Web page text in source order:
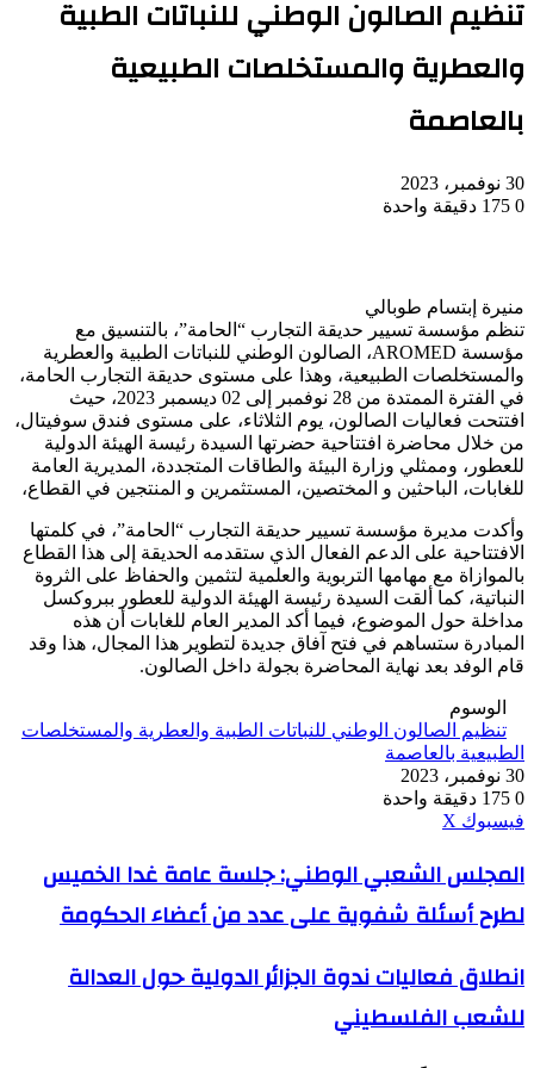
تنظيم الصالون الوطني للنباتات الطبية
والعطرية والمستخلصات الطبيعية
بالعاصمة
30 نوفمبر، 2023
0
دقيقة واحدة
منيرة إبتسام طوبالي
تنظم مؤسسة تسيير حديقة التجارب “الحامة”، بالتنسيق مع
مؤسسة AROMED، الصالون الوطني للنباتات الطبية والعطرية
والمستخلصات الطبيعية، وهذا على مستوى حديقة التجارب الحامة،
في الفترة الممتدة من 28 نوفمبر إلى 02 ديسمبر 2023، حيث
افتتحت فعاليات الصالون، يوم الثلاثاء، على مستوى فندق سوفيتال،
من خلال محاضرة افتتاحية حضرتها السيدة رئيسة الهيئة الدولية
للعطور، وممثلي وزارة البيئة والطاقات المتجددة، المديرية العامة
للغابات، الباحثين و المختصين، المستثمرين و المنتجين في القطاع،
وأكدت مديرة مؤسسة تسيير حديقة التجارب “الحامة”، في كلمتها
الافتتاحية على الدعم الفعال الذي ستقدمه الحديقة إلى هذا القطاع
بالموازاة مع مهامها التربوية والعلمية لتثمين والحفاظ على الثروة
النباتية، كما ألقت السيدة رئيسة الهيئة الدولية للعطور ببروكسل
مداخلة حول الموضوع، فيما أكد المدير العام للغابات أن هذه
المبادرة ستساهم في فتح آفاق جديدة لتطوير هذا المجال، هذا وقد
قام الوفد بعد نهاية المحاضرة بجولة داخل الصالون.
الوسوم
تنظيم الصالون الوطني للنباتات الطبية والعطرية والمستخلصات
الطبيعية بالعاصمة
30 نوفمبر، 2023
0
دقيقة واحدة
فيسبوك ‫X
المجلس
الشعبي
الوطني:
جلسة
غدا
الخميس
لطرح
المجلس الشعبي الوطني: جلسة عامة غدا الخميس
لطرح أسئلة شفوية على عدد من أعضاء الحكومة
انطلاق
فعاليات
ندوة
انطلاق فعاليات ندوة الجزائر الدولية حول العدالة
للشعب الفلسطيني